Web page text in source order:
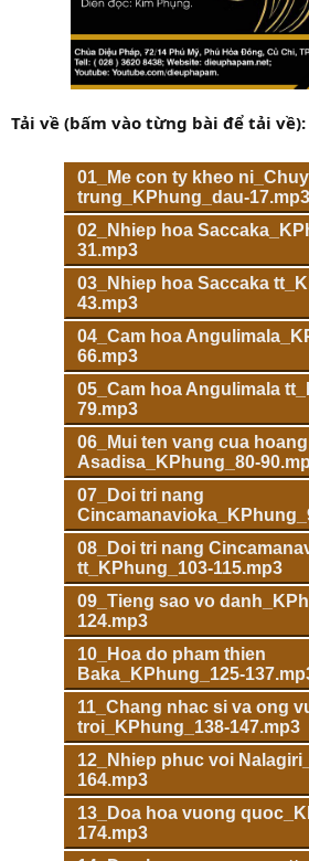
Tải về (bấm vào từng bài để tải về):